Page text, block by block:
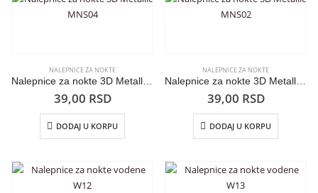
NALEPNICE ZA NOKTE
Nalepnice za nokte 3D Metallic MNS04
39,00 RSD
DODAJ U KORPU
NALEPNICE ZA NOKTE
Nalepnice za nokte 3D Metallic MNS02
39,00 RSD
DODAJ U KORPU